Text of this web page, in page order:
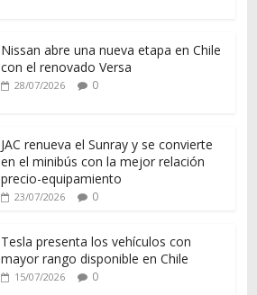
Nissan abre una nueva etapa en Chile
con el renovado Versa
28/07/2026 0
JAC renueva el Sunray y se convierte
en el minibús con la mejor relación
precio-equipamiento
23/07/2026 0
Tesla presenta los vehículos con
mayor rango disponible en Chile
15/07/2026 0